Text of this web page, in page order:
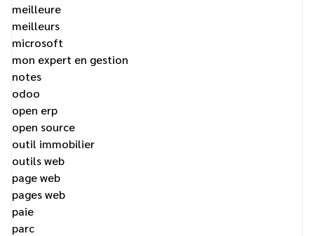
meilleure
meilleurs
microsoft
mon expert en gestion
notes
odoo
open erp
open source
outil immobilier
outils web
page web
pages web
paie
parc